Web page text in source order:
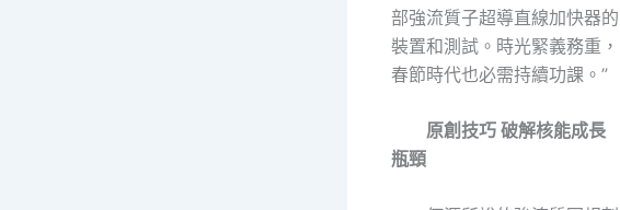
部強流質子超導直線加快器的
裝置和測試。時光緊義務重，
春節時代也必需持續功課。”
原創技巧 破解核能成長
瓶頸